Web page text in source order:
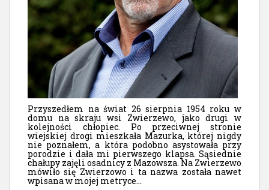
Przyszedłem na świat 26 sierpnia 1954 roku w
domu na skraju wsi Zwierzewo, jako drugi w
kolejności chłopiec. Po przeciwnej stronie
wiejskiej drogi mieszkała Mazurka, której nigdy
nie poznałem, a która podobno asystowała przy
porodzie i dała mi pierwszego klapsa. Sąsiednie
chałupy zajęli osadnicy z Mazowsza. Na Zwierzewo
mówiło się Zwierzowo i ta nazwa została nawet
wpisana w mojej metryce...